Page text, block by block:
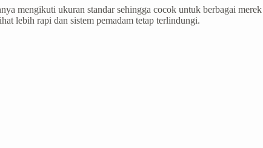
mengikuti ukuran standar sehingga cocok untuk berbagai
lebih rapi dan sistem pemadam tetap terlindungi.